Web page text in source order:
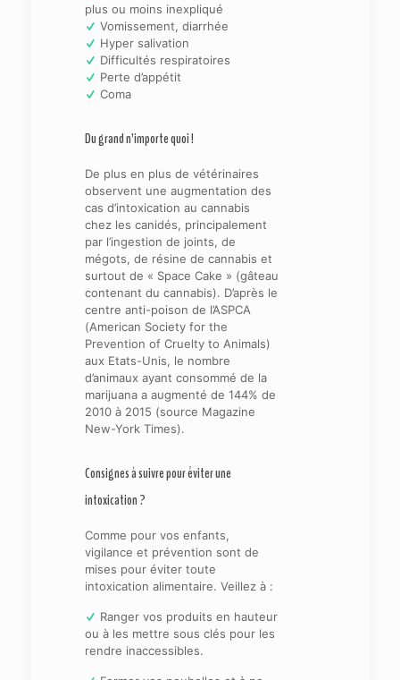
plus ou moins inexpliqué
Vomissement, diarrhée
Hyper salivation
Difficultés respiratoires
Perte d’appétit
Coma
Du grand n’importe quoi !
De plus en plus de vétérinaires
observent une augmentation des
cas d’intoxication au cannabis
chez les canidés, principalement
par l’ingestion de joints, de
mégots, de résine de cannabis et
surtout de « Space Cake » (gâteau
contenant du cannabis). D’après le
centre anti-poison de l’ASPCA
(American Society for the
Prevention of Cruelty to Animals)
aux Etats-Unis, le nombre
d’animaux ayant consommé de la
marijuana a augmenté de 144% de
2010 à 2015 (source Magazine
New-York Times).
Consignes à suivre pour éviter une
intoxication ?
Comme pour vos enfants,
vigilance et prévention sont de
mises pour éviter toute
intoxication alimentaire. Veillez à :
Ranger vos produits en hauteur
ou à les mettre sous clés pour les
rendre inaccessibles.